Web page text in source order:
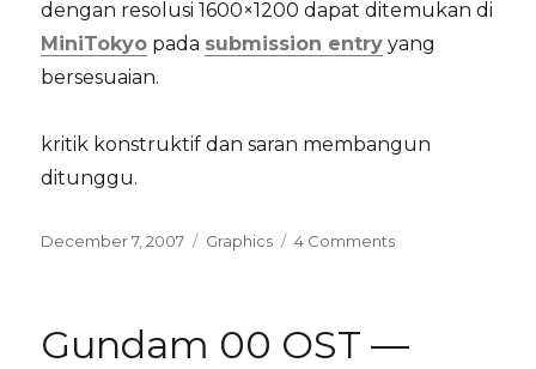
dengan resolusi 1600×1200 dapat ditemukan di
MiniTokyo pada submission entry yang
bersesuaian.
kritik konstruktif dan saran membangun
ditunggu.
Posted
December 7, 2007 Categories
Graphics 4 Commentson
Gundam 00 OST —